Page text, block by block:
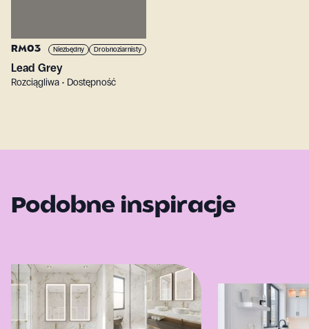
RM03 Niezbędny Drobnoziarnisty
Lead Grey
Rozciągliwa • Dostępność
Podobne inspiracje